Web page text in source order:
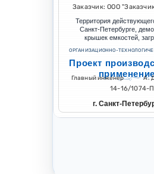
Заказчик: ООО
Территория
Санкт-Петербурге,
крышек емкостей,
ОРГАНИЗАЦИОННО-
Проект
14-16/1074-
Главный инженер А.
г. Санкт-